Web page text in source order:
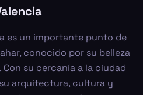
es un importante punto de
conocido por su belleza
su cercanía a la ciudad
arquitectura, cultura y